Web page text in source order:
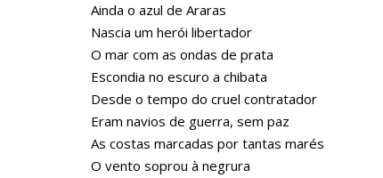
Ainda o azul de Araras
Nascia um herói libertador
O mar com as ondas de prata
Escondia no escuro a chibata
Desde o tempo do cruel contratador
Eram navios de guerra, sem paz
As costas marcadas por tantas marés
O vento soprou à negrura